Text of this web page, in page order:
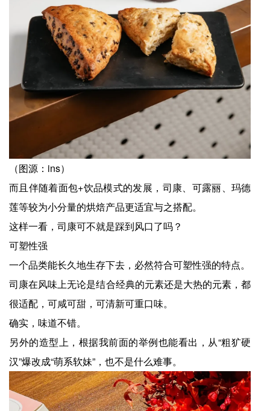
（图源：ins）
而且伴随着面包+饮品模式的发展，司康、可露丽、玛德
莲等较为小分量的烘焙产品更适宜与之搭配。
这样一看，司康可不就是踩到风口了吗？
可塑性强
一个品类能长久地生存下去，必然符合可塑性强的特点。
司康在风味上无论是结合经典的元素还是大热的元素，都
很适配，可咸可甜，可清新可重口味。
确实，味道不错。
另外的造型上，根据我前面的举例也能看出，从“粗犷硬
汉”爆改成“萌系软妹”，也不是什么难事。